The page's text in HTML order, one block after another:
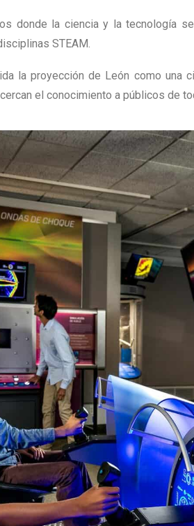
donde la ciencia y la tecnología
STEAM.
la proyección de León como una
el conocimiento a públicos de